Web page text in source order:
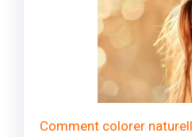
Comment colorer